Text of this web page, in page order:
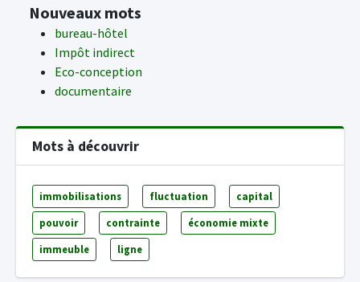
Nouveaux mots
bureau-hôtel
Impôt indirect
Eco-conception
documentaire
Mots à découvrir
immobilisations fluctuation capital
pouvoir contrainte économie mixte
immeuble ligne